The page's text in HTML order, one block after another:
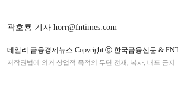
곽호룡 기자 horr@fntimes.com
데일리 금융경제뉴스 Copyright ⓒ 한국금융신문 &
저작권법에 의거 상업적 목적의 무단 전재, 복사, 배포 금지